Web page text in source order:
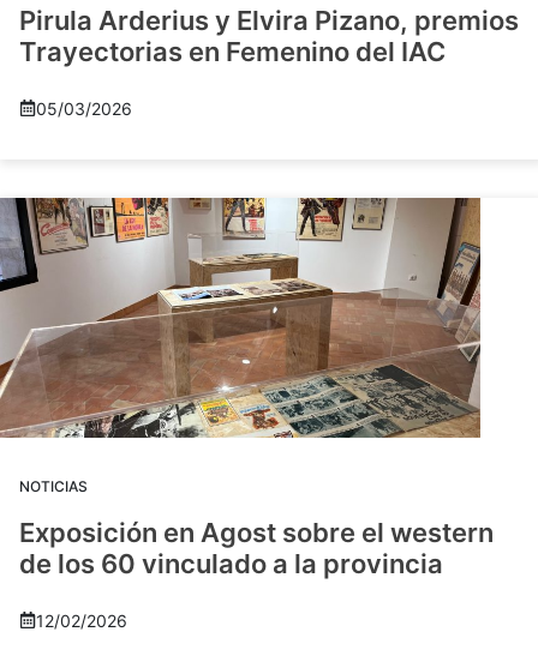
Pirula Arderius y Elvira Pizano, premios
Trayectorias en Femenino del IAC
05/03/2026
NOTICIAS
Exposición en Agost sobre el western
de los 60 vinculado a la provincia
12/02/2026